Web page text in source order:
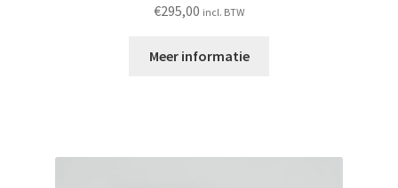
€295,00 incl. BTW
Meer informatie